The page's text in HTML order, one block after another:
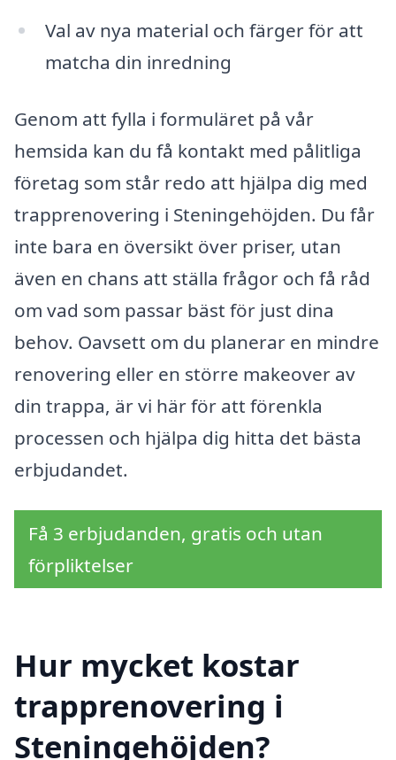
Val av nya material och färger för att
matcha din inredning
Genom att fylla i formuläret på vår
hemsida kan du få kontakt med pålitliga
företag som står redo att hjälpa dig med
trapprenovering i Steningehöjden. Du får
inte bara en översikt över priser, utan
även en chans att ställa frågor och få råd
om vad som passar bäst för just dina
behov. Oavsett om du planerar en mindre
renovering eller en större makeover av
din trappa, är vi här för att förenkla
processen och hjälpa dig hitta det bästa
erbjudandet.
Få 3 erbjudanden, gratis och utan
förpliktelser
Hur mycket kostar
trapprenovering i
Steningehöjden?